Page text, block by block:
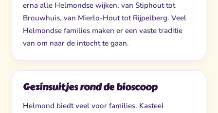
erna alle Helmondse wijken, van Stiphout tot
Brouwhuis, van Mierlo-Hout tot Rijpelberg. Veel
Helmondse families maken er een vaste traditie
van om naar de intocht te gaan.
Gezinsuitjes rond de bioscoop
Helmond biedt veel voor families. Kasteel